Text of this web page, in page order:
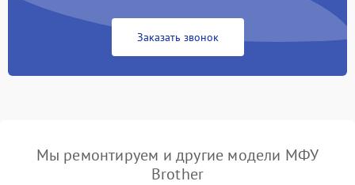
Заказать звонок
Мы ремонтируем и другие модели МФУ
Brother